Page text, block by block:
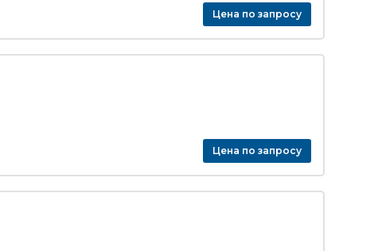
Цена по запросу
Цена по запросу